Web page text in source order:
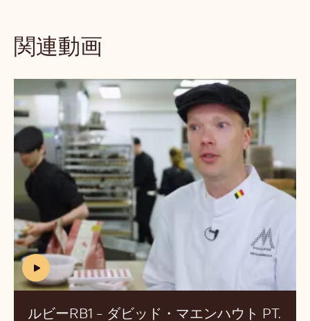
h
t
s
:
/
/
w
w
.
動
画
を
再
https://www.youtube.com/watch?
v=Zcin6wTQNM8
関連動画
ル
ビ
ー
RB1